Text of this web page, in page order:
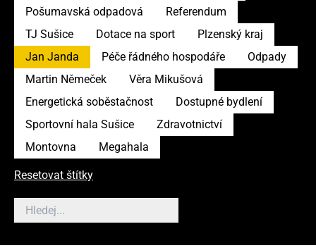
Pošumavská odpadová
Referendum
TJ Sušice
Dotace na sport
Plzenský kraj
Jan Janda
Péče řádného hospodáře
Odpady
Martin Němeček
Věra Mikušová
Energetická soběstačnost
Dostupné bydlení
Sportovní hala Sušice
Zdravotnictví
Montovna
Megahala
Resetovat štítky